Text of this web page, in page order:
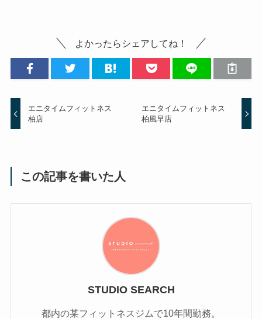
よかったらシェアしてね！
エニタイムフィットネス
柏店
エニタイムフィットネス
柏風早店
この記事を書いた人
STUDIO SEARCH
都内の某フィットネスジムで10年間勤務。